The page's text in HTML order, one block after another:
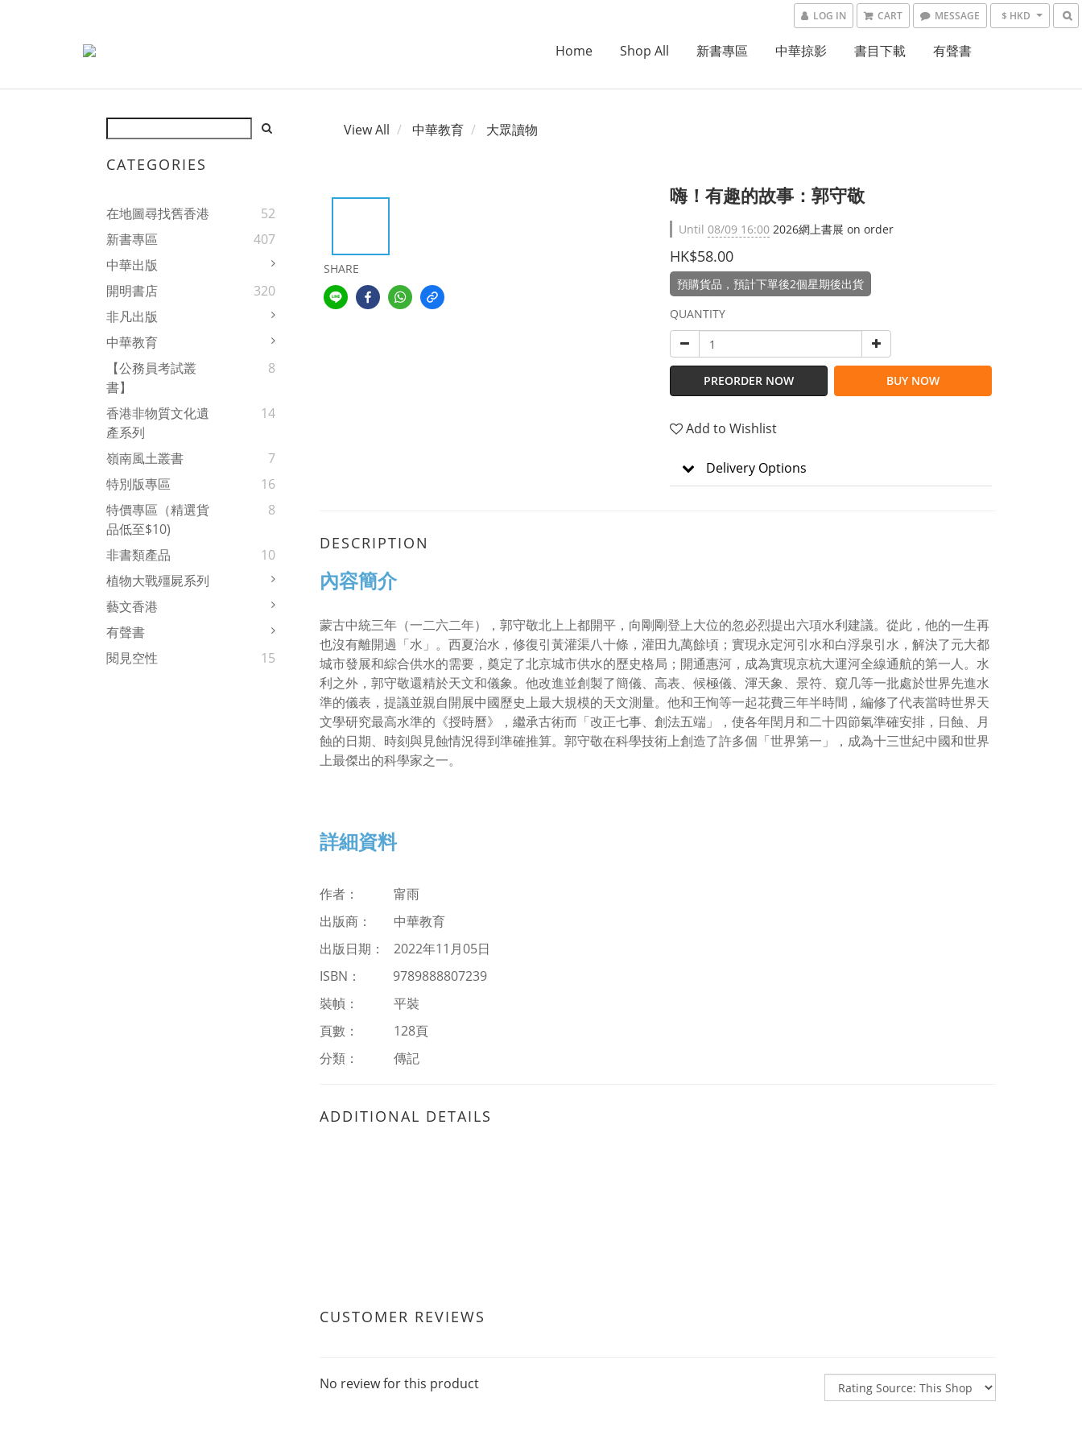
LOG IN CART MESSAGE $ HKD
Home Shop All 新書專區 中華掠影 書目下載 有聲書
CATEGORIES
在地圖尋找舊香港
52
新書專區
407
中華出版
開明書店
320
非凡出版
中華教育
【公務員考試叢
書】
8
香港非物質文化遺
產系列
14
嶺南風土叢書
7
特別版專區
16
特價專區（精選貨
品低至$10)
8
非書類產品
10
植物大戰殭屍系列
藝文香港
有聲書
閱見空性
15
View All 中華教育 大眾讀物
SHARE
嗨！有趣的故事：郭守敬
Until 08/09 16:00 2026網上書展 on order
HK$58.00
預購貨品，預計下單後2個星期後出貨
QUANTITY
PREORDER NOW BUY NOW
Add to Wishlist
Delivery Options
DESCRIPTION
內容簡介
蒙古中統三年（一二六二年），郭守敬北上上都開平，向剛剛登上大位的忽必烈提出六項水利建議。從此，他的一生再
也沒有離開過「水」。西夏治水，修復引黃灌渠八十條，灌田九萬餘頃；實現永定河引水和白浮泉引水，解決了元大都
城市發展和綜合供水的需要，奠定了北京城市供水的歷史格局；開通惠河，成為實現京杭大運河全線通航的第一人。水
利之外，郭守敬還精於天文和儀象。他改進並創製了簡儀、高表、候極儀、渾天象、景符、窺几等一批處於世界先進水
準的儀表，提議並親自開展中國歷史上最大規模的天文測量。他和王恂等一起花費三年半時間，編修了代表當時世界天
文學研究最高水準的《授時曆》，繼承古術而「改正七事、創法五端」，使各年閏月和二十四節氣準確安排，日蝕、月
蝕的日期、時刻與見蝕情況得到準確推算。郭守敬在科學技術上創造了許多個「世界第一」，成為十三世紀中國和世界
上最傑出的科學家之一。
詳細資料
作者： 甯雨
出版商： 中華教育
出版日期： 2022年11月05日
ISBN ：
9789888807239
裝幀： 平裝
頁數： 128頁
分類：
傳記
ADDITIONAL DETAILS
CUSTOMER REVIEWS
No review for this product